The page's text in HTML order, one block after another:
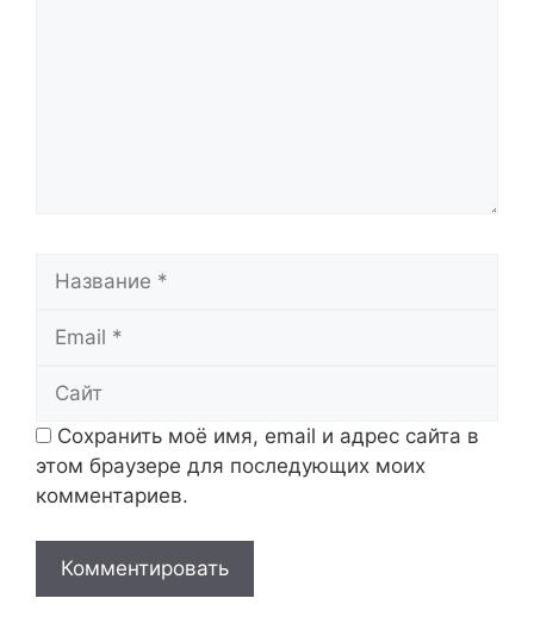
Сохранить моё имя, email и адрес сайта в
этом браузере для последующих моих
комментариев.